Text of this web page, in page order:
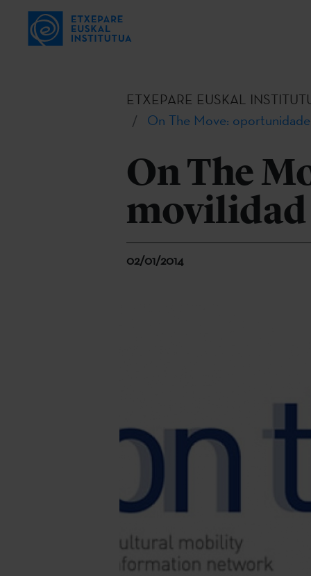
ETXEPARE EUSKAL
On The Move:
On The
02/01/2014